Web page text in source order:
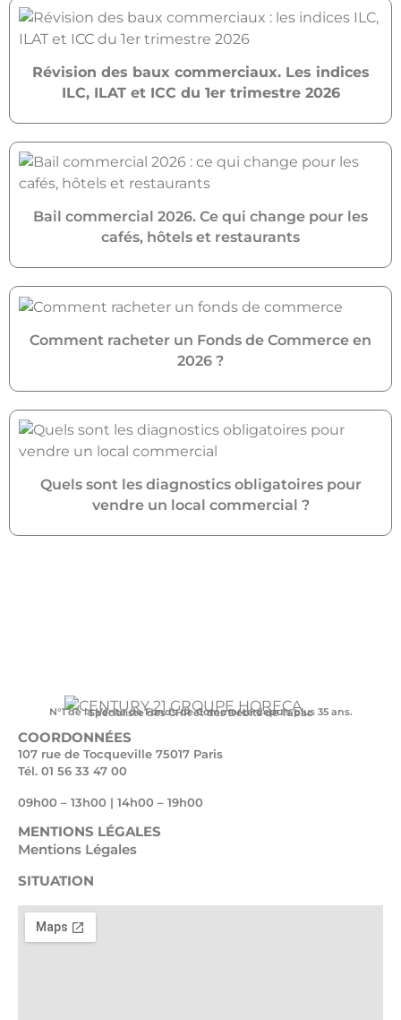
Révision des baux commerciaux. Les indices
ILC, ILAT et ICC du 1er trimestre 2026
Bail commercial 2026. Ce qui change pour les
cafés, hôtels et restaurants
Comment racheter un Fonds de Commerce en
2026 ?
Quels sont les diagnostics obligatoires pour
vendre un local commercial ?
N°1 de la Vente de Fonds de Commerce depuis plus 35 ans.
Spécialiste des CHR et des Débits de Tabac
COORDONNÉES
107 rue de Tocqueville 75017 Paris
Tél. 01 56 33 47 00
09h00 – 13h00 | 14h00 – 19h00
MENTIONS LÉGALES
Mentions Légales
SITUATION